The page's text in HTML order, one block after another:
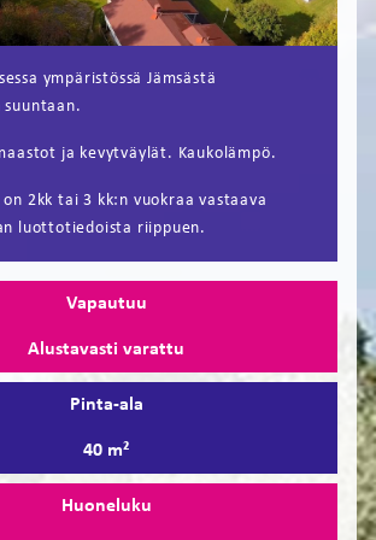
ympäristössä Jämsästä
suuntaan.
ja kevytväylät. Kaukolämpö.
on 2kk tai 3 kk:n vuokraa vastaava
luottotiedoista riippuen.
Vapautuu
Alustavasti varattu
Pinta-ala
40 m²
Huoneluku